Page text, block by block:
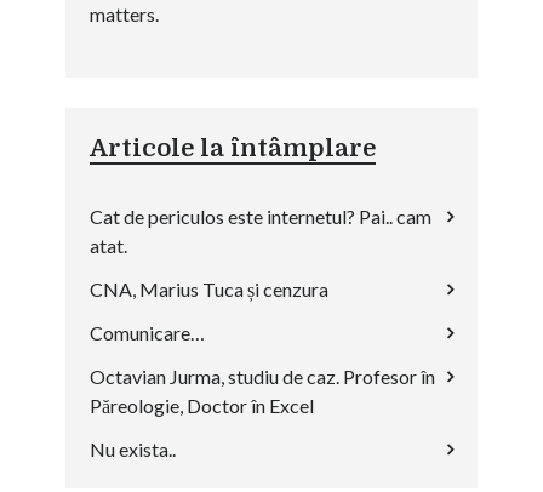
matters.
Articole la întâmplare
Cat de periculos este internetul? Pai.. cam
atat.
CNA, Marius Tuca și cenzura
Comunicare…
Octavian Jurma, studiu de caz. Profesor în
Păreologie, Doctor în Excel
Nu exista..